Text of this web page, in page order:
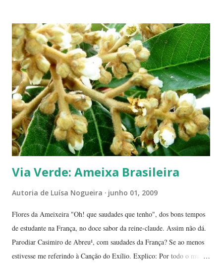
jóias preciosas, estão presentes na ceia de réveillon. Sim, eles nos
remetem a alegres brincadeiras - por muitos levadas a sério: São
guardados em carteiras, deixados sob os pratos e por aí vai ... E,
dizem, é um sinal de boa sorte para o ano que começa. Caramboleira -
Quer um Natal bem brasileiro? Use a imaginação, enfeitando su...
Via Verde: Ameixa Brasileira
Autoria de Luísa Nogueira junho 01, 2009
Flores da Ameixeira "Oh! que saudades que tenho", dos bons tempos
de estudante na França, no doce sabor da reine-claude. Assim não dá.
Parodiar Casimiro de Abreu¹, com saudades da França? Se ao menos
estivesse me referindo à Canção do Exílio. Explico: Por todo o mundo